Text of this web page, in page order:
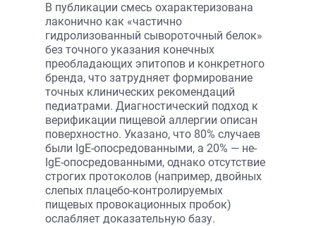
В публикации смесь охарактеризована
лаконично как «частично
гидролизованный сывороточный белок»
без точного указания конечных
преобладающих эпитопов и конкретного
бренда, что затрудняет формирование
точных клинических рекомендаций
педиатрами. Диагностический подход к
верификации пищевой аллергии описан
поверхностно. Указано, что 80% случаев
были IgE-опосредованными, а 20% — не-
IgE-опосредованными, однако отсутствие
строгих протоколов (например, двойных
слепых плацебо-контролируемых
пищевых провокационных пробок)
ослабляет доказательную базу.